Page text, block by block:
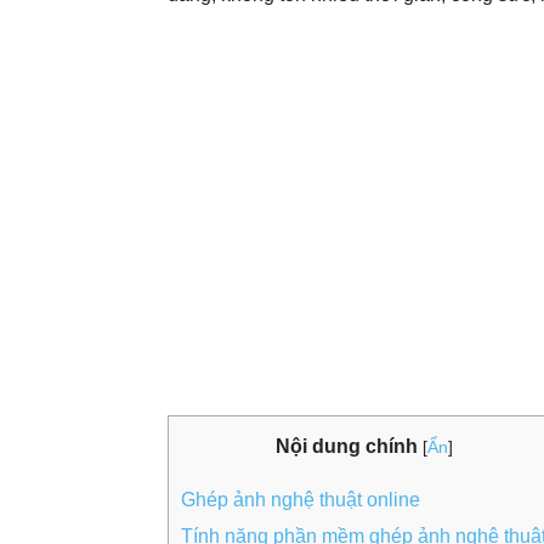
Nội dung chính [Ẩn]
Ghép ảnh nghệ thuật online
Tính năng phần mềm ghép ảnh nghệ